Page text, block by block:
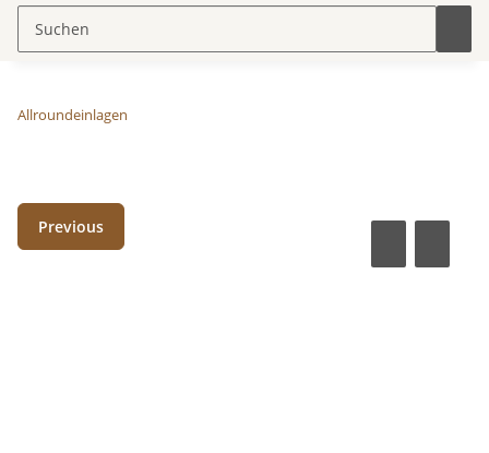
Allroundeinlagen
Previous